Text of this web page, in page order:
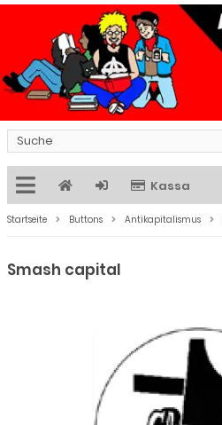
Kassa
Startseite Buttons Antikapitalismus
Smash capital